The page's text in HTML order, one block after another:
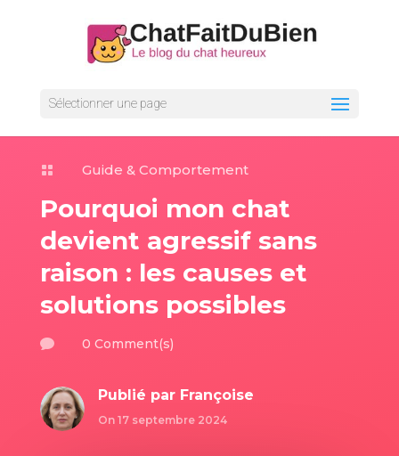
Sélectionner une page
 Guide & Comportement
Pourquoi mon chat
devient agressif sans
raison : les causes et
solutions possibles
 0 Comment(s)
Publié par Françoise
On 17 septembre 2024